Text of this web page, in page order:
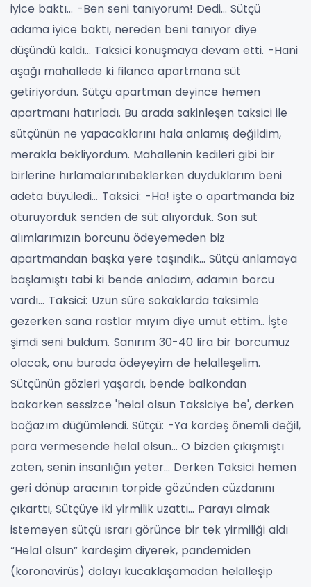
iyice baktı… -Ben seni tanıyorum! Dedi… Sütçü
adama iyice baktı, nereden beni tanıyor diye
düşündü kaldı… Taksici konuşmaya devam etti. -Hani
aşağı mahallede ki filanca apartmana süt
getiriyordun. Sütçü apartman deyince hemen
apartmanı hatırladı. Bu arada sakinleşen taksici ile
sütçünün ne yapacaklarını hala anlamış değildim,
merakla bekliyordum. Mahallenin kedileri gibi bir
birlerine hırlamalarınıbeklerken duyduklarım beni
adeta büyüledi… Taksici: -Ha! işte o apartmanda biz
oturuyorduk senden de süt alıyorduk. Son süt
alımlarımızın borcunu ödeyemeden biz
apartmandan başka yere taşındık… Sütçü anlamaya
başlamıştı tabi ki bende anladım, adamın borcu
vardı… Taksici: Uzun süre sokaklarda taksimle
gezerken sana rastlar mıyım diye umut ettim.. İşte
şimdi seni buldum. Sanırım 30-40 lira bir borcumuz
olacak, onu burada ödeyeyim de helalleşelim.
Sütçünün gözleri yaşardı, bende balkondan
bakarken sessizce 'helal olsun Taksiciye be', derken
boğazım düğümlendi. Sütçü: -Ya kardeş önemli değil,
para vermesende helal olsun… O bizden çıkışmıştı
zaten, senin insanlığın yeter… Derken Taksici hemen
geri dönüp aracının torpide gözünden cüzdanını
çıkarttı, Sütçüye iki yirmilik uzattı… Parayı almak
istemeyen sütçü ısrarı görünce bir tek yirmiliği aldı
“Helal olsun” kardeşim diyerek, pandemiden
(koronavirüs) dolayı kucaklaşamadan helalleşip